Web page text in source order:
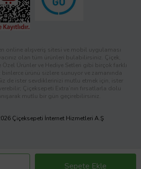
Sepete Ekle
online alışveriş sitesi ve mobil uygulaması
olan tüm ürünleri bulabilirsiniz. Çiçek,
Özel Ürünler ve Hediye Setleri gibi birçok farklı
binlerce ürünü sizlere sunuyor ve zamanında
de ister sevdiklerinizi mutlu etmek için, ister
Çiçeksepeti Extra’nın fırsatlarla dolu
mutlu bir gün geçirebilirsiniz.
Çiçeksepeti İnternet Hizmetleri A.Ş